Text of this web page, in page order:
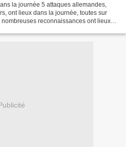
la journée 5 attaques allemandes,
ont lieux dans la journée, toutes sur
reconnaissances ont lieux.